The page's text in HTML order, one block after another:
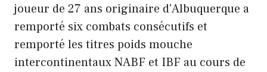
joueur de 27 ans originaire d'Albuquerque a
remporté six combats consécutifs et
remporté les titres poids mouche
intercontinentaux NABF et IBF au cours de